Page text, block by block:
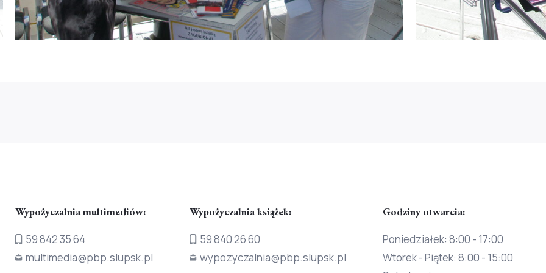
Wypożyczalnia multimediów:
59 842 35 64
multimedia@pbp.slupsk.pl
Wypożyczalnia książek:
59 840 26 60
wypozyczalnia@pbp.slupsk.pl
Godziny otwarcia:
Poniedziałek: 8:00 - 17:00
Wtorek - Piątek: 8:00 - 15:00